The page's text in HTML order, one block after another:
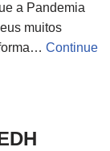
a Pandemia
muitos
Continue